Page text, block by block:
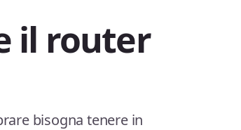
il router
bisogna tenere in